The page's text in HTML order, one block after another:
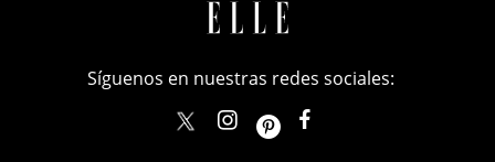
Síguenos en nuestras redes sociales:
elle_mexicoellemexico